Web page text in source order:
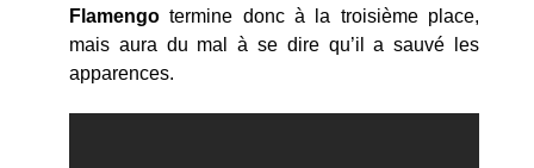
Flamengo termine donc à la troisième place,
mais aura du mal à se dire qu’il a sauvé les
apparences.